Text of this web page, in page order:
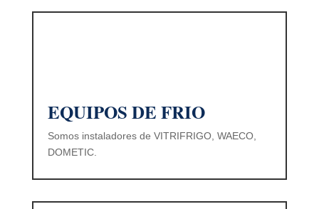
EQUIPOS DE FRIO
Somos instaladores de VITRIFRIGO, WAECO,
DOMETIC.